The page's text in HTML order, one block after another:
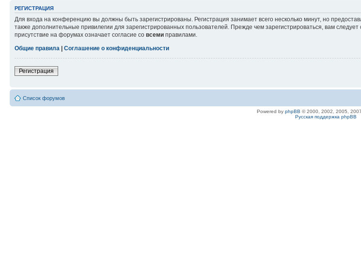
РЕГИСТРАЦИЯ
Для входа на конференцию вы должны быть зарегистрированы. Регистрация занимает всего несколько минут, но
также дополнительные привилегии для зарегистрированных пользователей. Прежде чем зарегистрироваться, вам
присутствие на форумах означает согласие со всеми правилами.
Общие правила
Соглашение о конфиденциальности
Регистрация
Список форумов
Powered by phpBB © 2000, 2002, 2005,
Русская поддержка phpBB